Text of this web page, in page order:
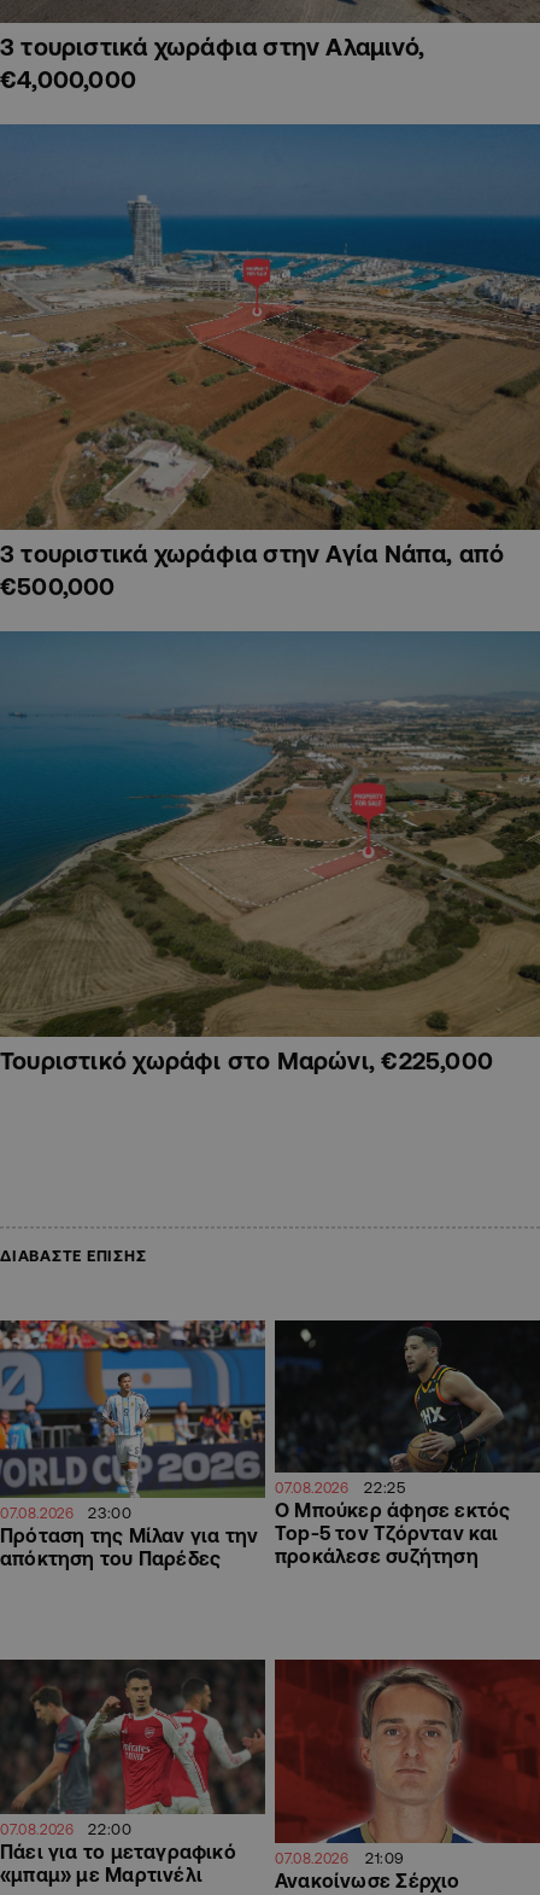
3 τουριστικά χωράφια στην Αλαμινό,
€4,000,000
3 τουριστικά χωράφια στην Αγία Νάπα, από
€500,000
Τουριστικό χωράφι στο Μαρώνι, €225,000
ΔΙΑΒΑΣΤΕ ΕΠΙΣΗΣ
07.08.2026 23:00
Πρόταση της Μίλαν για την
απόκτηση του Παρέδες
07.08.2026 22:25
Ο Μπούκερ άφησε εκτός
Top-5 τον Τζόρνταν και
προκάλεσε συζήτηση
07.08.2026 22:00
Πάει για το μεταγραφικό
«μπαμ» με Μαρτινέλι
07.08.2026 21:09
Ανακοίνωσε Σέρχιο